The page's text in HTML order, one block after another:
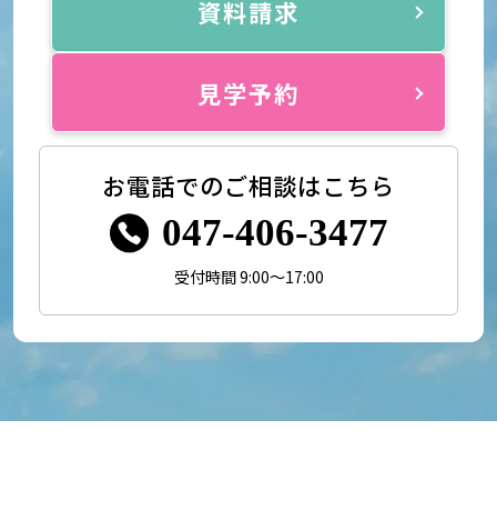
資料請求
見学予約
お電話でのご相談はこちら
047-406-3477
受付時間 9:00～17:00